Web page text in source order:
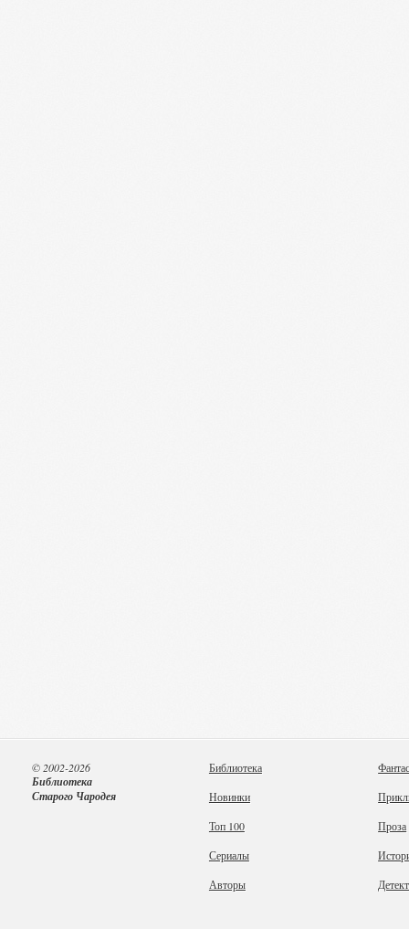
Библиотека
Новинки
Топ 100
Сериалы
Авторы
Проза
© 2002-2026
Библиотека
Старого Чародея